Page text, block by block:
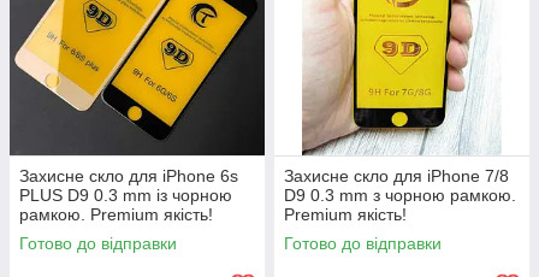
Захисне скло для iPhone 6s
PLUS D9 0.3 mm із чорною
рамкою. Premium якість!
Готово до відправки
Захисне скло для iPhone 7/8
D9 0.3 mm з чорною рамкою.
Premium якість!
Готово до відправки